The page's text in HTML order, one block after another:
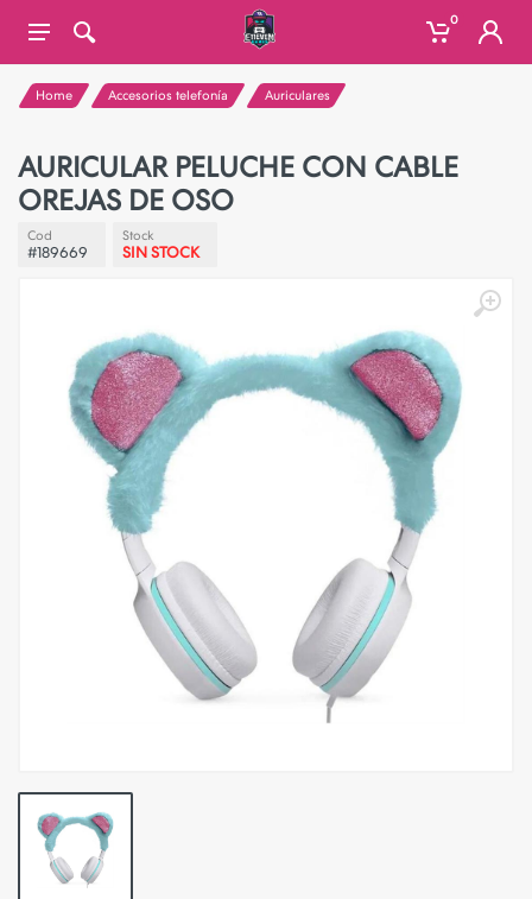
0
Home Accesorios telefonía Auriculares
AURICULAR PELUCHE CON CABLE
OREJAS DE OSO
Cod
#189669
Stock
SIN STOCK